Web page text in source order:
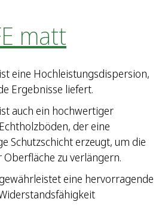
matt
eine Hochleistungsdispersion,
Ergebnisse liefert.
auch ein hochwertiger
der eine
Schutzschicht erzeugt, um die
zu verlängern.
eine hervorragende